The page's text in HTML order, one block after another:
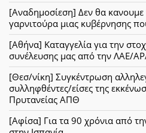
[Αναδημοσίεση] Δεν θα κανουμε
γαρνιτούρα μιας κυβέρνησης
[Αθήνα] Καταγγελία για την
συνέλευσης μας από την ΛΑΕ/
[Θεσ/νίκη] Συγκέντρωση
συλληφθέντες/είσες της
Πρυτανείας ΑΠΘ
[Αφίσα] Για τα 90 χρόνια από